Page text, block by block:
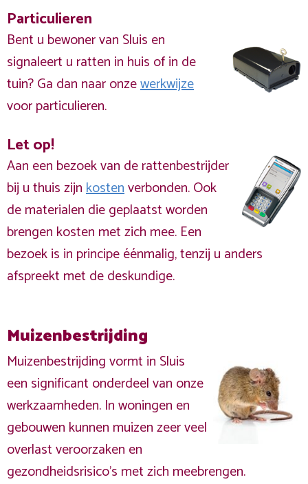
Particulieren
Bent u bewoner van Sluis en
signaleert u ratten in huis of in de
tuin? Ga dan naar onzewerkwijze
voor particulieren.
Let op!
Aan een bezoek van de rattenbestrijder
bij u thuis zijnkostenverbonden. Ook
de materialen die geplaatst worden
brengen kosten met zich mee. Een
bezoek is in principe éénmalig, tenzij u anders
afspreekt met de deskundige.
Muizenbestrijding
Muizenbestrijding vormt in Sluis
een significant onderdeel van onze
werkzaamheden. In woningen en
gebouwen kunnen muizen zeer veel
overlast veroorzaken en
gezondheidsrisico's met zich meebrengen.